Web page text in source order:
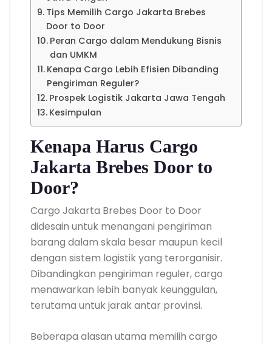
Tips Memilih Cargo Jakarta Brebes
Door to Door
Peran Cargo dalam Mendukung Bisnis
dan UMKM
Kenapa Cargo Lebih Efisien Dibanding
Pengiriman Reguler?
Prospek Logistik Jakarta Jawa Tengah
Kesimpulan
Kenapa Harus Cargo
Jakarta Brebes Door to
Door?
Cargo Jakarta Brebes Door to Door
didesain untuk menangani pengiriman
barang dalam skala besar maupun kecil
dengan sistem logistik yang terorganisir.
Dibandingkan pengiriman reguler, cargo
menawarkan lebih banyak keunggulan,
terutama untuk jarak antar provinsi.
Beberapa alasan utama memilih cargo